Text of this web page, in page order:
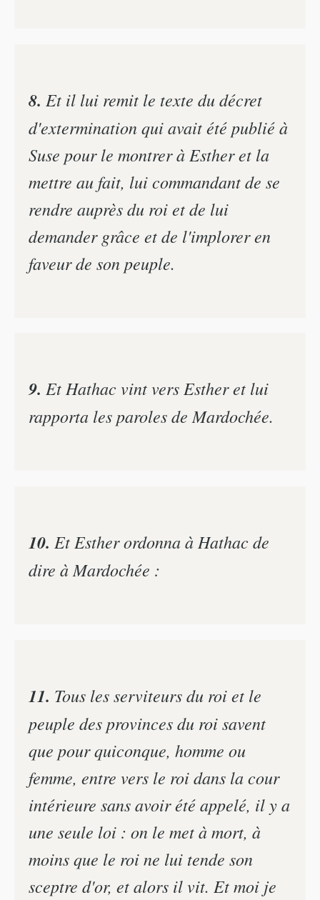
8. Et il lui remit le texte du décret
d'extermination qui avait été publié à
Suse pour le montrer à Esther et la
mettre au fait, lui commandant de se
rendre auprès du roi et de lui
demander grâce et de l'implorer en
faveur de son peuple.
9. Et Hathac vint vers Esther et lui
rapporta les paroles de Mardochée.
10. Et Esther ordonna à Hathac de
dire à Mardochée :
11. Tous les serviteurs du roi et le
peuple des provinces du roi savent
que pour quiconque, homme ou
femme, entre vers le roi dans la cour
intérieure sans avoir été appelé, il y a
une seule loi : on le met à mort, à
moins que le roi ne lui tende son
sceptre d'or, et alors il vit. Et moi je